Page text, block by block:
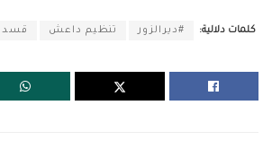
كلمات دلالية: #ديرالزور تنظيم داعش قسد